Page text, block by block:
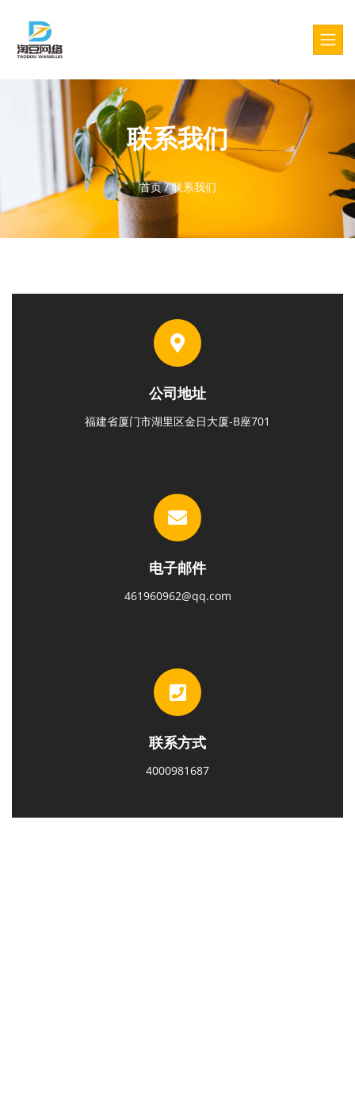
联系我们
首页/联系我们
公司地址
福建省厦门市湖里区金日大厦-B座701
电子邮件
461960962@qq.com
联系方式
4000981687